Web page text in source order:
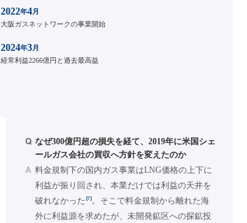
2022年4月
大阪ガスネットワークの事業開始
2024年3月
経常利益2266億円と過去最高益
Q なぜ300億円超の損失を経て、2019年に米国シェ
ールガス会社の買収へ方針を変えたのか
A 料金規制下の国内ガス事業はLNG価格の上下に
利益が振り回され、本業だけでは利益の天井を
破れなかった [7]。そこで料金規制から離れた海
外に利益源を求めたが、未開発鉱区への探鉱投